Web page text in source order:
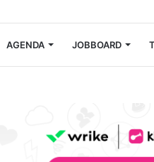
AGENDA JOBBOARD